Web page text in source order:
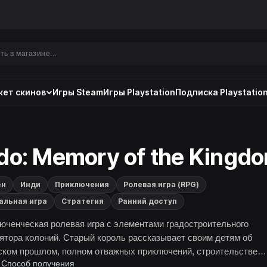
скинов Игры SteamИгры PlaystationПодписка
Memory of the
Инди Приключения
Ролевая игра (RPG)
игра
Стратегия Ранний доступ
ролевая игра с элементами градостроительного
колоний. Старый король рассказывает своим детям об
прошлом, полном отважных приключений, строительстве
и спасении своего поселения.
Способ получения